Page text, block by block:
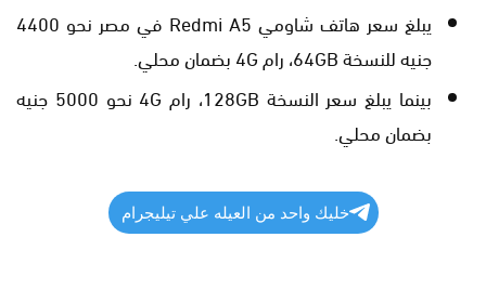
يبلغ سعر هاتف شاومي Redmi A5 في مصر نحو 4400
جنيه للنسخة 64GB، رام 4G بضمان محلي.
بينما يبلغ سعر النسخة 128GB، رام 4G نحو 5000 جنيه
بضمان محلي.
خليك واحد من العيله علي تيليجرام